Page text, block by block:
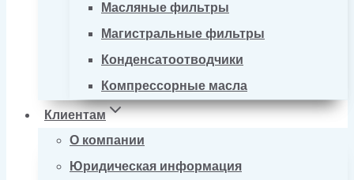
Масляные фильтры
Магистральные фильтры
Конденсатоотводчики
Компрессорные масла
Клиентам
О компании
Юридическая информация